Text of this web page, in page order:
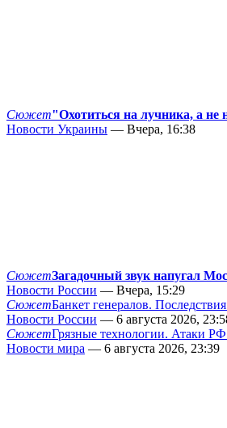
Сюжет"Охотиться на лучника, а не
Новости Украины — Вчера, 16:38
СюжетЗагадочный звук напугал
Новости России — Вчера, 15:29
СюжетБанкет генералов.
Новости России — 6 августа 2026,
СюжетГрязные технологии. Атаки
Новости мира — 6 августа 2026, 23:39